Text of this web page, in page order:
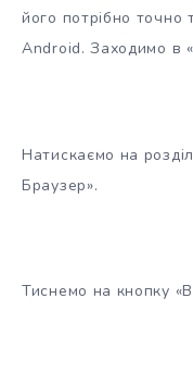
його потрібно точно
Android. Заходимо в
Натискаємо на
Браузер».
Тиснемо на кнопку